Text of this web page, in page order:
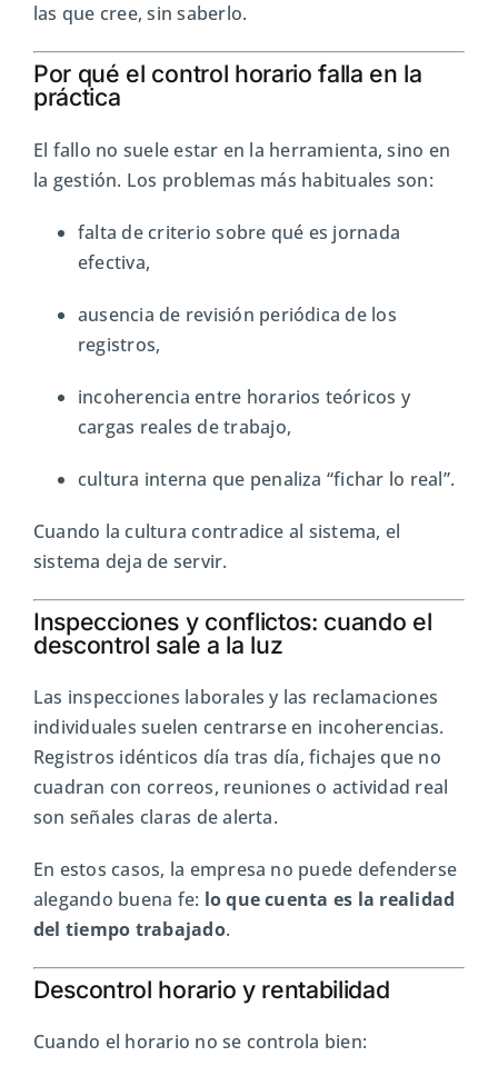
las que cree, sin saberlo.
Por qué el control horario falla en la
práctica
El fallo no suele estar en la herramienta, sino en
la gestión. Los problemas más habituales son:
falta de criterio sobre qué es jornada
efectiva,
ausencia de revisión periódica de los
registros,
incoherencia entre horarios teóricos y
cargas reales de trabajo,
cultura interna que penaliza “fichar lo real”.
Cuando la cultura contradice al sistema, el
sistema deja de servir.
Inspecciones y conflictos: cuando el
descontrol sale a la luz
Las inspecciones laborales y las reclamaciones
individuales suelen centrarse en incoherencias.
Registros idénticos día tras día, fichajes que no
cuadran con correos, reuniones o actividad real
son señales claras de alerta.
En estos casos, la empresa no puede defenderse
alegando buena fe: lo que cuenta es la realidad
del tiempo trabajado.
Descontrol horario y rentabilidad
Cuando el horario no se controla bien: